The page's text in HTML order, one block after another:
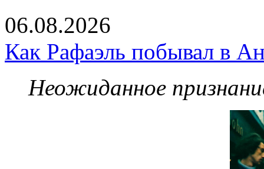
06.08.2026
Как Рафаэль побывал в
Неожиданное